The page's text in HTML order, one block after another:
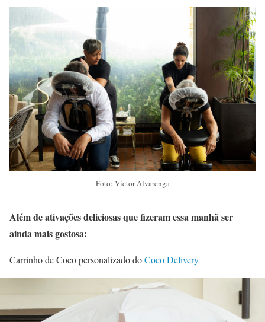
Foto: Victor Alvarenga
Além de ativações deliciosas que fizeram essa manhã ser
ainda mais gostosa:
Carrinho de Coco personalizado doCoco Delivery